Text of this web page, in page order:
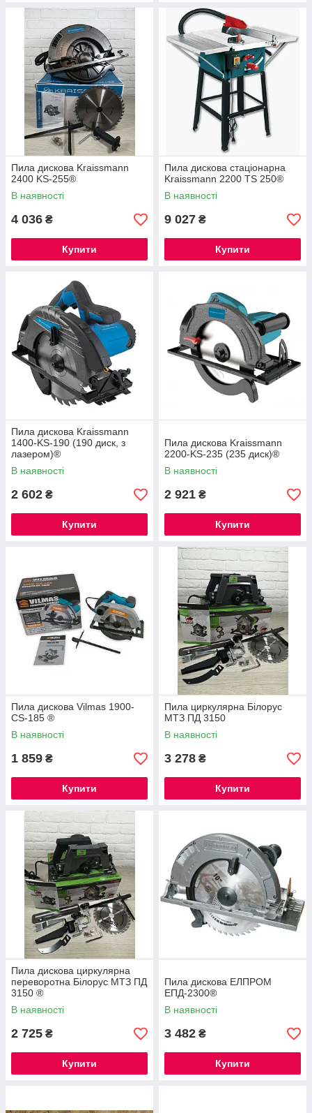
Пила дискова Kraissmann
2400 KS-255®
В наявності
4 036 ₴
Купити
Пила дискова стаціонарна
Kraissmann 2200 TS 250®
В наявності
9 027 ₴
Купити
Пила дискова Kraissmann
1400-KS-190 (190 диск, з
лазером)®
В наявності
2 602 ₴
Купити
Пила дискова Kraissmann
2200-KS-235 (235 диск)®
В наявності
2 921 ₴
Купити
Пила дискова Vilmas 1900-
CS-185 ®
В наявності
1 859 ₴
Купити
Пила циркулярна Білорус
МТЗ ПД 3150
В наявності
3 278 ₴
Купити
Пила дискова циркулярна
переворотна Білорус МТЗ ПД
3150 ®
В наявності
2 725 ₴
Купити
Пила дискова ЕЛПРОМ
ЕПД-2300®
В наявності
3 482 ₴
Купити